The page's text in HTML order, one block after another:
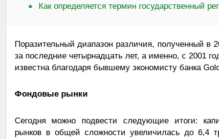
Как определяется термин государственный
Поразительный диапазон различия, полученный в
за последние четырнадцать лет, а именно, с 2001
известна благодаря бывшему экономисту банка
Фондовые рынки
Сегодня можно подвести следующие итоги:
рынков в общей сложности увеличилась до 6,4